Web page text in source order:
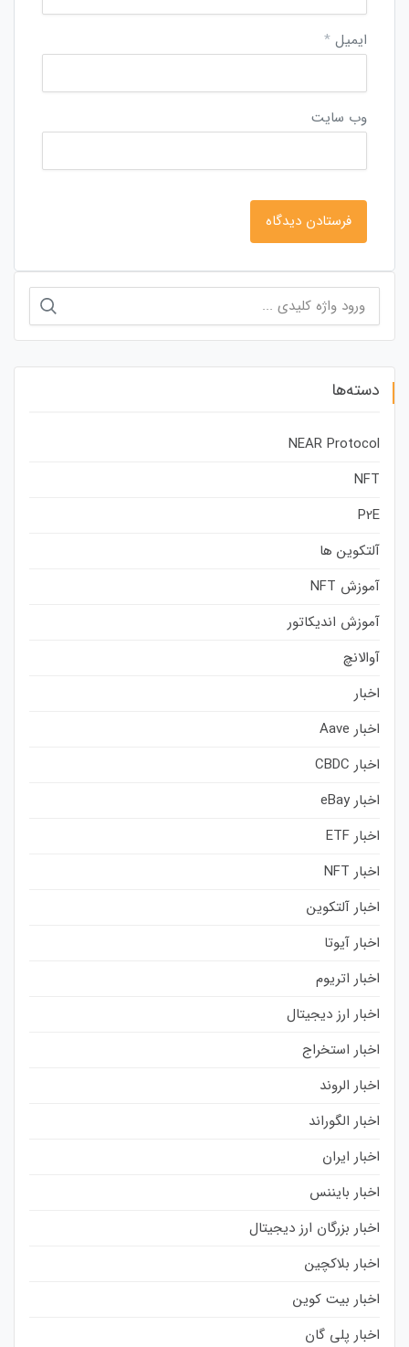
ایمیل *
وب‌ سایت
برای:
دسته‌ها
NEAR Protocol
NFT
P2E
آلتکوین ها
آموزش NFT
آموزش اندیکاتور
آوالانچ
اخبار
اخبار Aave
اخبار CBDC
اخبار eBay
اخبار ETF
اخبار NFT
اخبار آلتکوین
اخبار آیوتا
اخبار اتریوم
اخبار ارز دیجیتال
اخبار استخراج
اخبار الروند
اخبار الگوراند
اخبار ایران
اخبار بایننس
اخبار بزرگان ارز دیجیتال
اخبار بلاکچین
اخبار بیت کوین
اخبار پلی گان